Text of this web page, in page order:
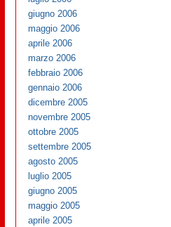
giugno 2006
maggio 2006
aprile 2006
marzo 2006
febbraio 2006
gennaio 2006
dicembre 2005
novembre 2005
ottobre 2005
settembre 2005
agosto 2005
luglio 2005
giugno 2005
maggio 2005
aprile 2005